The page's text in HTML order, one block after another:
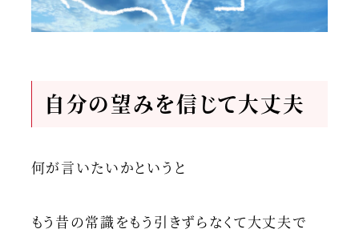
自分の望みを信じて大丈夫
何が言いたいかというと
もう昔の常識をもう引きずらなくて大丈夫で